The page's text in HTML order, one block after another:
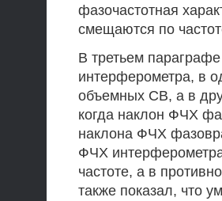
фазочастотная
смещаются по
В третьем
интерферометра, в
объемных СВ, а в
когда наклон ФЧХ
наклона ФЧХ
ФЧХ
частоте, а в
также показал, что